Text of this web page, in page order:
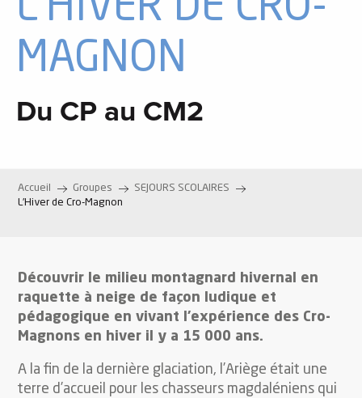
L'HIVER DE CRO-
MAGNON
Du CP au CM2
Accueil Groupes
SEJOURS SCOLAIRES
L’Hiver de Cro-Magnon
Découvrir le milieu montagnard hivernal en
raquette à neige de façon ludique et
pédagogique en vivant l’expérience des Cro-
Magnons en hiver il y a 15 000 ans.
A la fin de la dernière glaciation, l’Ariège était une
terre d’accueil pour les chasseurs magdaléniens qui